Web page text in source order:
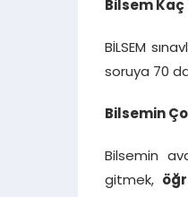
Bilsem Kaç
BİLSEM
soruya 70
Bilsemin
Bilsemin
gitmek,